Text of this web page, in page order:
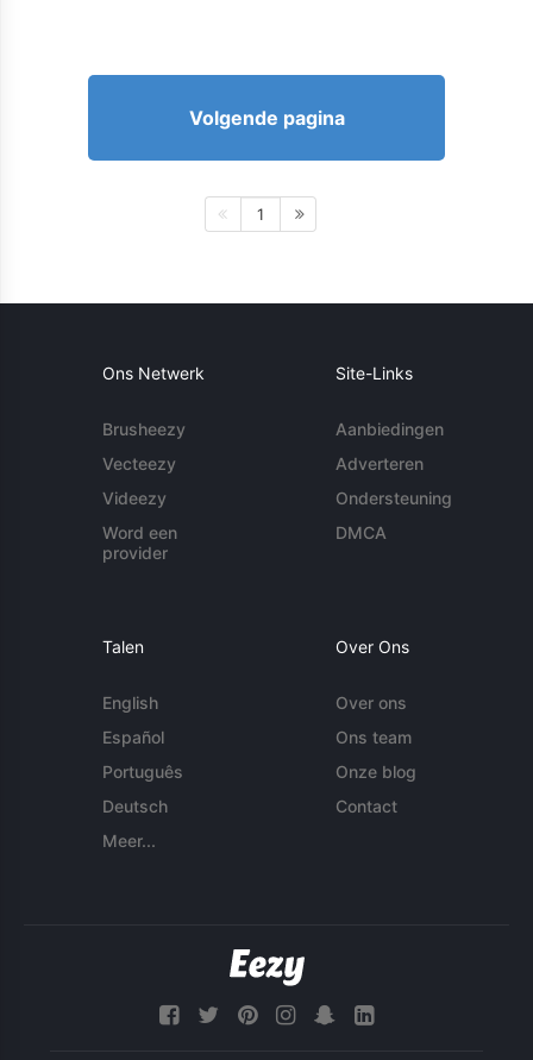
Volgende pagina
1
Ons Netwerk
Brusheezy
Vecteezy
Videezy
Word een
provider
Site-Links
Aanbiedingen
Adverteren
Ondersteuning
DMCA
Talen
English
Español
Português
Deutsch
Meer...
Over Ons
Over ons
Ons team
Onze blog
Contact